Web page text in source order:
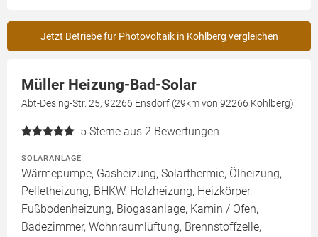
Jetzt Betriebe für Photovoltaik in Kohlberg vergleichen
Müller Heizung-Bad-Solar
Abt-Desing-Str. 25, 92266 Ensdorf (29km von 92266 Kohlberg)
5 Sterne aus 2 Bewertungen
SOLARANLAGE
Wärmepumpe, Gasheizung, Solarthermie, Ölheizung,
Pelletheizung, BHKW, Holzheizung, Heizkörper,
Fußbodenheizung, Biogasanlage, Kamin / Ofen,
Badezimmer, Wohnraumlüftung, Brennstoffzelle,